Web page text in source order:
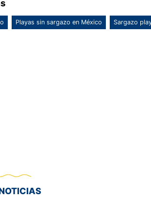
Playas sin sargazo en México Sargazo